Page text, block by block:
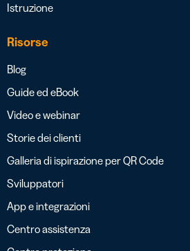
Istruzione
Risorse
Blog
Guide ed eBook
Video e webinar
Storie dei clienti
Galleria di ispirazione per QR Code
Sviluppatori
App e integrazioni
Centro assistenza